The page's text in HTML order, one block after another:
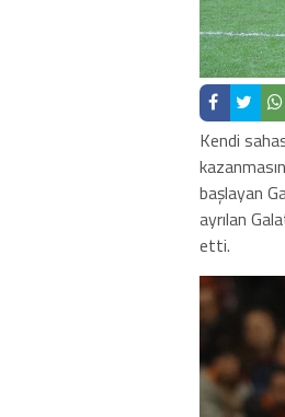
Kendi
başlayan
ayrılan
etti.